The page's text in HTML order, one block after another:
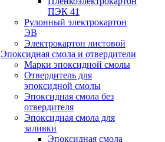
ПЭК 41
Рулонный электрокартон
ЭВ
Электрокартон листовой
Эпоксидная смола и отвердители
Марки эпоксидной смолы
Отвердитель для
эпоксидной смолы
Эпоксидная смола без
отвердителя
Эпоксидная смола для
заливки
Эпоксидная смола